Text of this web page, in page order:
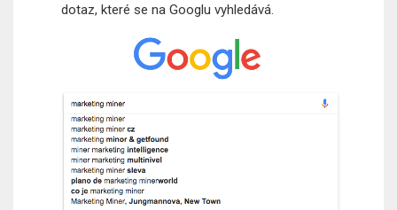
dotaz, které se na Googlu vyhledává.